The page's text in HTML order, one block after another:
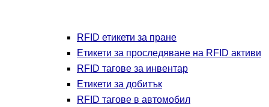
RFID етикети за пране
Етикети за проследяване на RFID активи
RFID тагове за инвентар
Етикети за добитък
RFID тагове в автомобил